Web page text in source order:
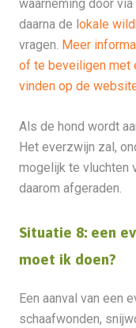
waarneming door via
daarna de l okale
vragen. Meer
of te beveiligen met
vinden op de
Als de hond wordt
Het everzwijn zal,
mogelijk te vluchten
daarom afgeraden.
Situatie 8: een
moet ik doen?
Een aanval van een
schaafwonden,